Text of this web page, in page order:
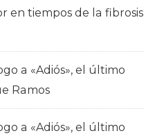
en tiempos de la fibrosis
a «Adiós», el último
Ramos
a «Adiós», el último